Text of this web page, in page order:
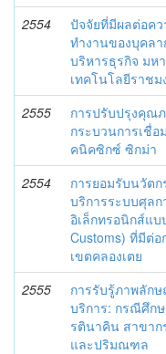
2554
ปัจจัยที่มีผลต่อค
ทำงานของบุคล
บริหารธุรกิจ มห
เทคโนโลยีราช
2555
การปรับปรุงคุณ
กระบวนการเชื่อ
คนิคซิกซ์ ซิกม่า
2554
การยอมรับนวัต
บริการระบบศุลก
อิเล็กทรอนิกส์แบ
Customs) ที่มีต่อ
เขตคลองเตย
2555
การรับรู้ภาพลัก
บริการ: กรณีศึก
รตินาคิน สาขาก
และปริมณฑล